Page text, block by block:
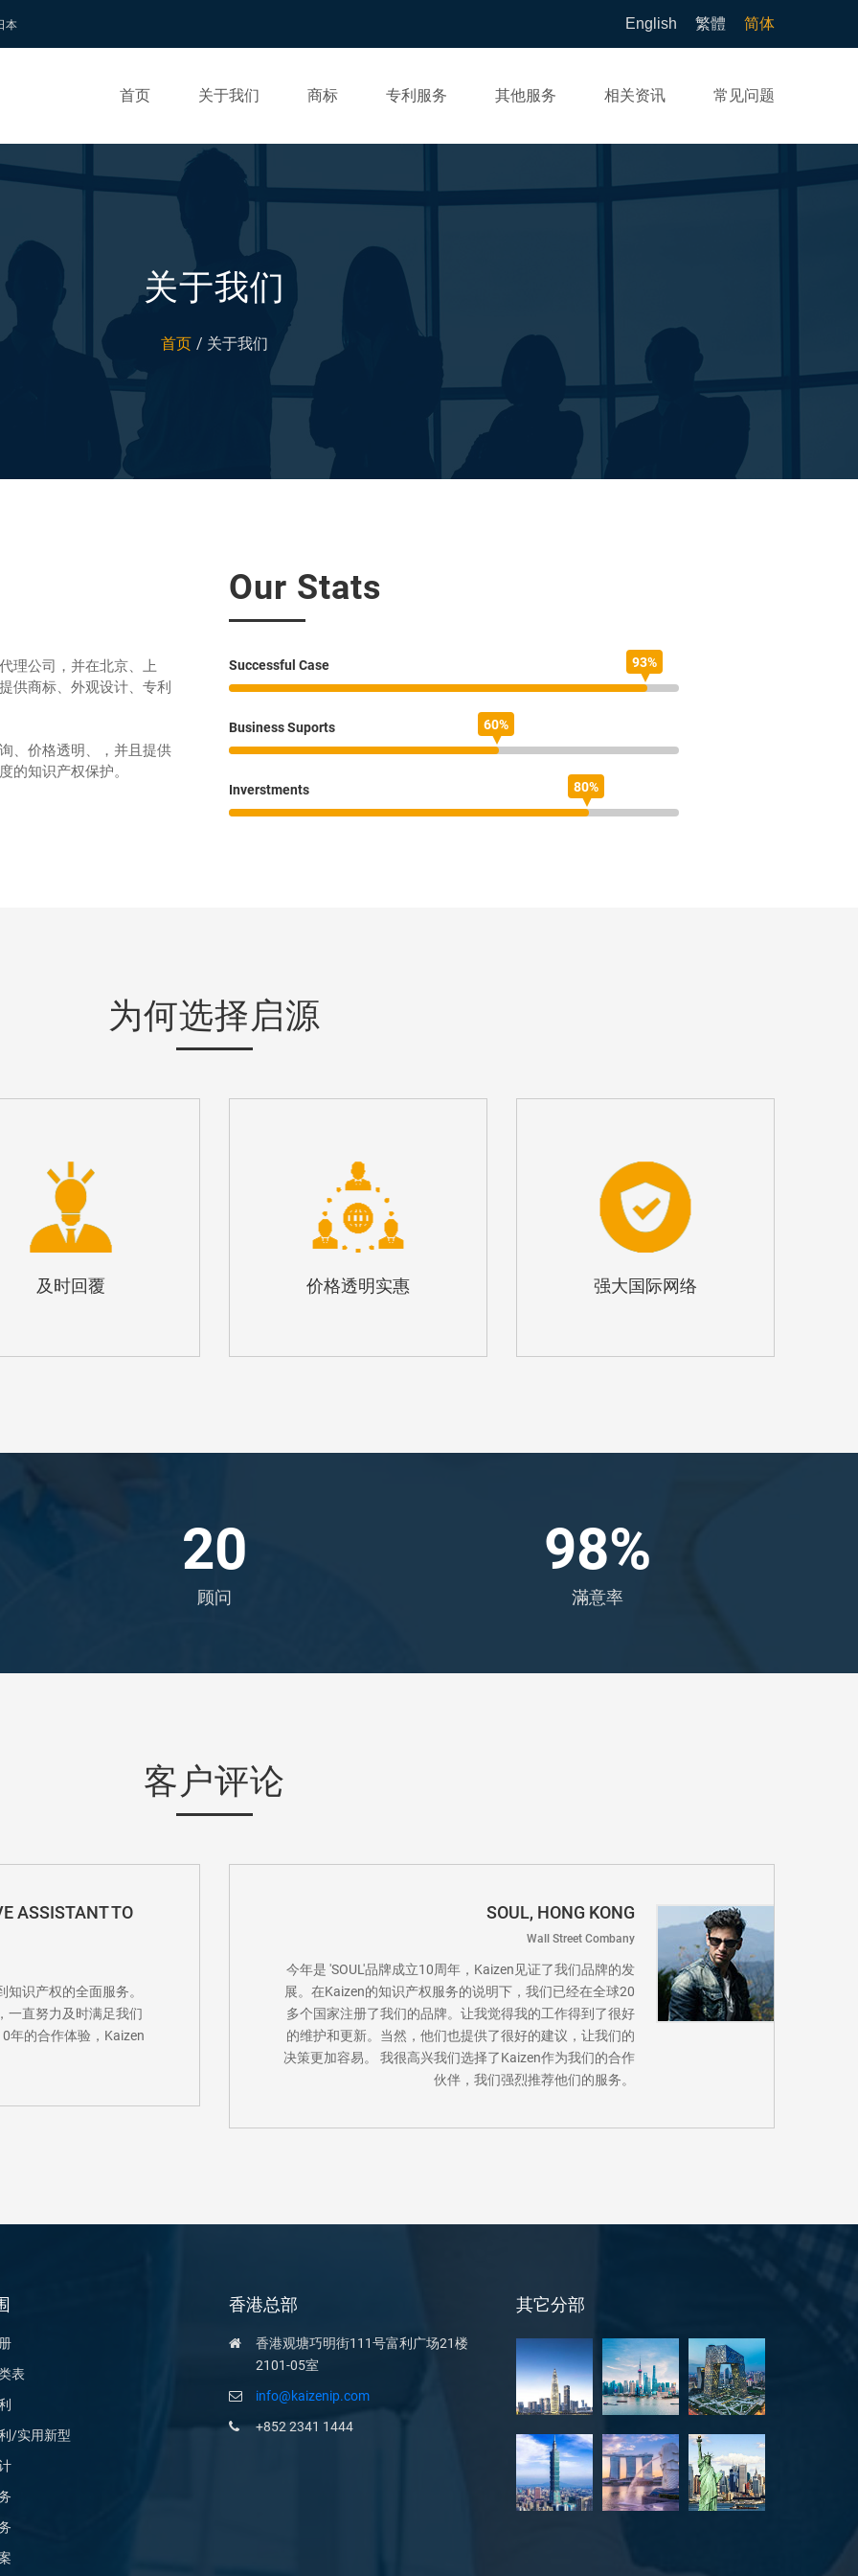
本 English 繁體 简体
首页 关于我们 商标 专利服务 其他服务 相关资讯 常见问题
关于我们
首页 关于我们
理公司，并在北京、上
供商标、外观设计、专利
、价格透明、，并且提供
的知识产权保护。
Our Stats
Successful Case
Business Suports
Inverstments
为何选择启源
及时回覆 价格透明实惠 强大国际网络
20
顾问
98%
滿意率
客户评论
ASSISTANT TO
识产权的全面服务。
一直努力及时满足我们
年的合作体验，Kaizen
SOUL, HONG KONG
Wall Street Combany
今年是 'SOUL'品牌成立10周年，Kaizen见证了我们品牌的发
展。在Kaizen的知识产权服务的说明下，我们已经在全球20
多个国家注册了我们的品牌。让我觉得我的工作得到了很好
的维护和更新。当然，他们也提供了很好的建议，让我们的
决策更加容易。 我很高兴我们选择了Kaizen作为我们的合作
伙伴，我们强烈推荐他们的服务。
表
/实用新型
香港总部
香港观塘巧明街111号富利广场21楼
2101-05室
info@kaizenip.com
+852 2341 1444
其它分部